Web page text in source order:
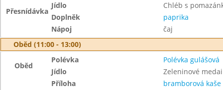
Přesnídávka
Jídlo
Chléb s
Doplněk
paprika
Nápoj
čaj
Oběd (11:00 - 13:00)
Oběd
Polévka
Polévka gulášová
Jídlo
Zeleninové
Příloha
bramborová kaše